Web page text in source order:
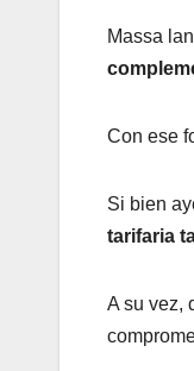
Massa
Con ese
Si bien
tarifaria
A su vez,